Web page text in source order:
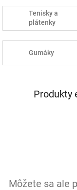
Tenisky a
plátenky
Gumáky
Produkty
Môžete sa ale